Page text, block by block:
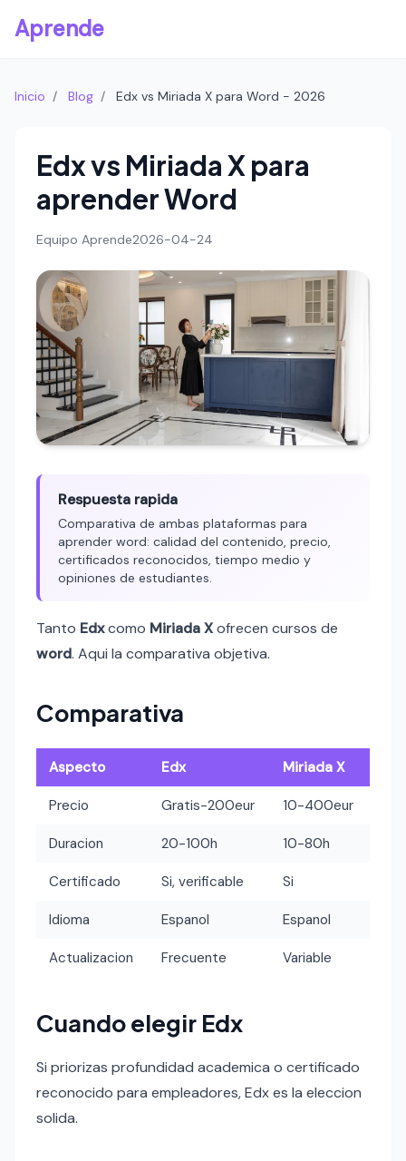
Aprende
Inicio / Blog / Edx vs Miriada X para Word - 2026
Edx vs Miriada X para
aprender Word
Equipo Aprende2026-04-24
Respuesta rapida
Comparativa de ambas plataformas para
aprender word: calidad del contenido, precio,
certificados reconocidos, tiempo medio y
opiniones de estudiantes.
Tanto Edxcomo Miriada Xofrecen cursos de
word. Aqui la comparativa objetiva.
Comparativa
Aspecto Edx Miriada X
Precio Gratis-200eur 10-400eur
Duracion 20-100h 10-80h
Certificado Si, verificable Si
Idioma Espanol Espanol
Actualizacion Frecuente Variable
Cuando elegir Edx
Si priorizas profundidad academica o certificado
reconocido para empleadores, Edx es la eleccion
solida.